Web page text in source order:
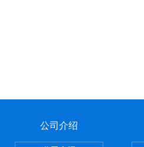
公司介绍